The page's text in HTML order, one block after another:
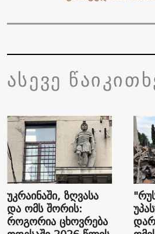
ასევე
უკრაინაში, ზღვასა
და ომს შორის:
როგორია ცხოვრება